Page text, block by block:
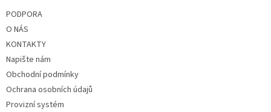
PODPORA
O NÁS
KONTAKTY
Napište nám
Obchodní podmínky
Ochrana osobních údajů
Provizní systém